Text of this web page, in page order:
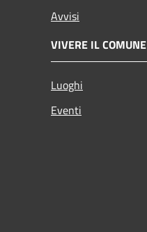
Avvisi
VIVERE IL COMUNE
Luoghi
Eventi